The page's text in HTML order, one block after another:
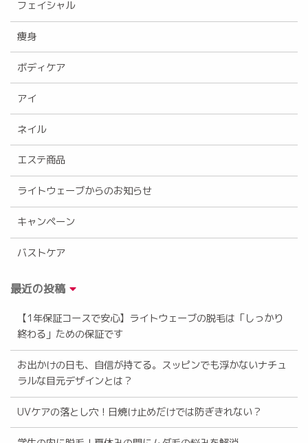
フェイシャル
痩身
ボディケア
アイ
ネイル
エステ商品
ライトウェーブからのお知らせ
キャンペーン
バストケア
最近の投稿
【1年保証コースで安心】ライトウェーブの脱毛は「しっかり
終わる」ための保証です
お出かけの日も、自信が持てる。スッピンでも浮かないナチュ
ラルな目元デザインとは？
UVケアの落とし穴！日焼け止めだけでは防ぎきれない？